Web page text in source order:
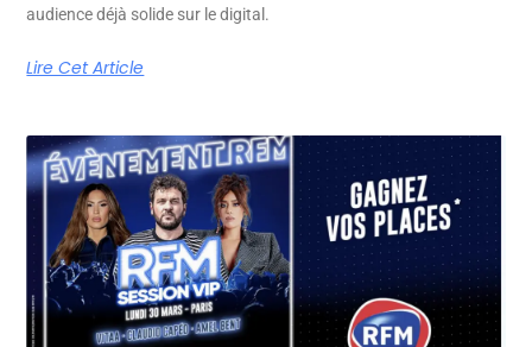
audience déjà solide sur le digital.
Lire Cet Article